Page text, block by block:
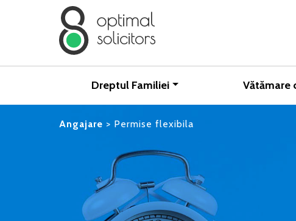
Dreptul Familiei Vătămare
Angajare > Permise flexibila